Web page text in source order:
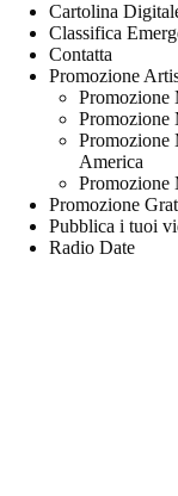
Cartolina
Classifica
Contatta
Promozione
Promozione
Promozione
Promozione
America
Promozione
Promozione
Pubblica i tuoi
Radio Date